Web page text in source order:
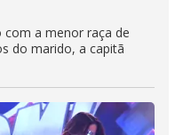
com a menor raça de
do marido, a capitã